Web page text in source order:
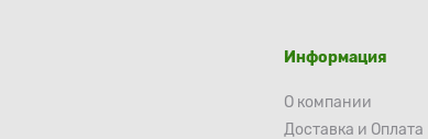
Информация
О компании
Доставка и Оплата